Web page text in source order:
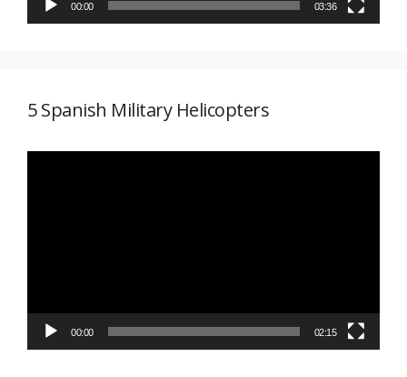
00:00 03:36
5 Spanish Military Helicopters
00:00 02:15